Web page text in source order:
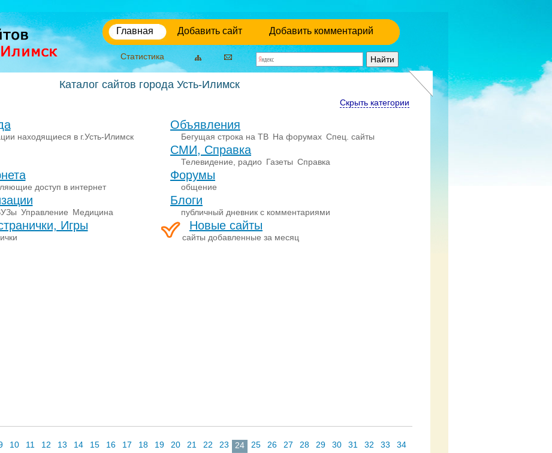
Главная Добавить сайт Добавить комментарий
Статистика
Каталог сайтов города Усть-Илимск
Скрыть категории
находящиеся в г.Усть-Илимск
доступ в интернет
Управление Медицина
Игры
Объявления
Бегущая строка на ТВ На форумах Спец. сайты
СМИ, Справка
Телевидение, радио Газеты Справка
Форумы
общение
Блоги
публичный дневник с комментариями
Новые сайты
сайты добавленные за месяц
10 11 12 13 14 15 16 17 18 19 20 21 22 23 24 25 26 27 28 29 30 31 32 33
34